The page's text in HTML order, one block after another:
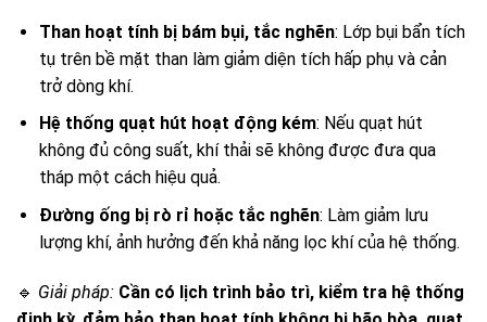
Than hoạt tính bị bám bụi, tắc nghẽn: Lớp bụi bẩn tích
tụ trên bề mặt than làm giảm diện tích hấp phụ và cản
trở dòng khí.
Hệ thống quạt hút hoạt động kém: Nếu quạt hút
không đủ công suất, khí thải sẽ không được đưa qua
tháp một cách hiệu quả.
Đường ống bị rò rỉ hoặc tắc nghẽn: Làm giảm lưu
lượng khí, ảnh hưởng đến khả năng lọc khí của hệ thống.
🔹 Giải pháp: Cần có lịch trình bảo trì, kiểm tra hệ thống